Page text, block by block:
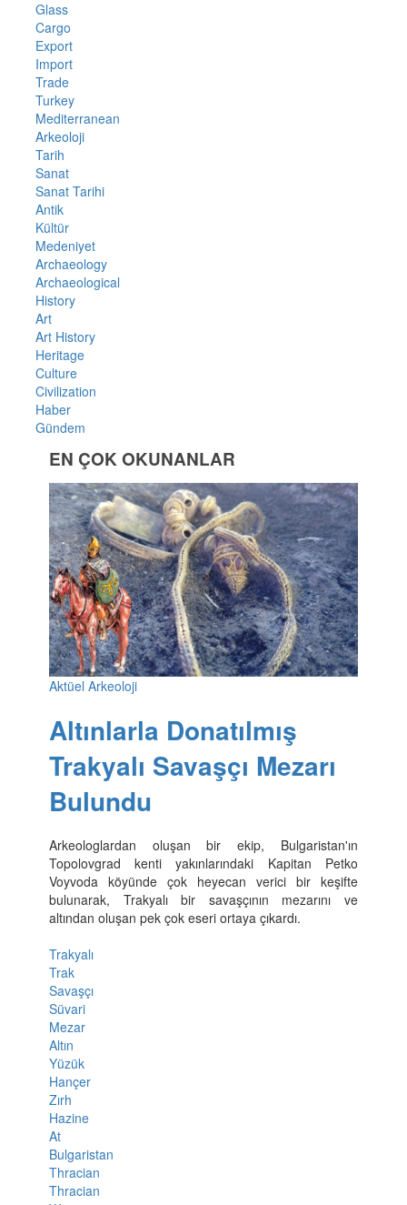
Glass
Cargo
Export
Import
Trade
Turkey
Mediterranean
Arkeoloji
Tarih
Sanat
Sanat Tarihi
Antik
Kültür
Medeniyet
Archaeology
Archaeological
History
Art
Art History
Heritage
Culture
Civilization
Haber
Gündem
EN ÇOK OKUNANLAR
Aktüel Arkeoloji
Altınlarla Donatılmış
Trakyalı Savaşçı Mezarı
Bulundu
Arkeologlardan oluşan bir ekip, Bulgaristan'ın
Topolovgrad kenti yakınlarındaki Kapitan Petko
Voyvoda köyünde çok heyecan verici bir keşifte
bulunarak, Trakyalı bir savaşçının mezarını ve
altından oluşan pek çok eseri ortaya çıkardı.
Trakyalı
Trak
Savaşçı
Süvari
Mezar
Altın
Yüzük
Hançer
Zırh
Hazine
At
Bulgaristan
Thracian
Thracian